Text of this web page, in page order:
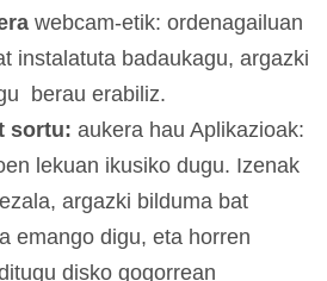
webcam-etik: ordenagailuan
instalatuta badaukagu, argazki
berau erabiliz.
sortu: aukera hau Aplikazioak:
lekuan ikusiko dugu. Izenak
argazki bilduma bat
emango digu, eta horren
disko gogorrean